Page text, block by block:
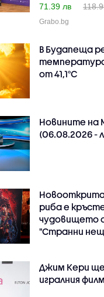
71.39 лв
Grabo.bg
В Будапеща
от 41,1°C
Новините на
(06.08.2026 -
риба е
чудовището
"Странни
Джим Кери
игралния